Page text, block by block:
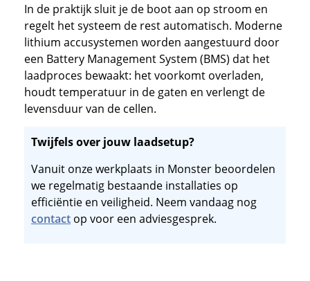
In de praktijk sluit je de boot aan op stroom en
regelt het systeem de rest automatisch. Moderne
lithium accusystemen worden aangestuurd door
een Battery Management System (BMS) dat het
laadproces bewaakt: het voorkomt overladen,
houdt temperatuur in de gaten en verlengt de
levensduur van de cellen.
Twijfels over jouw laadsetup?
Vanuit onze werkplaats in Monster beoordelen
we regelmatig bestaande installaties op
efficiëntie en veiligheid. Neem vandaag nog
contact op voor een adviesgesprek.